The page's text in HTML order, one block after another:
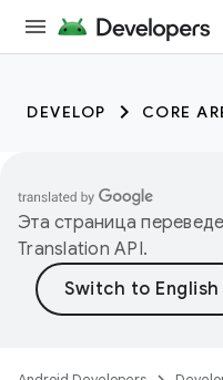
DEVELOP CORE
Эта страница
Translation API.